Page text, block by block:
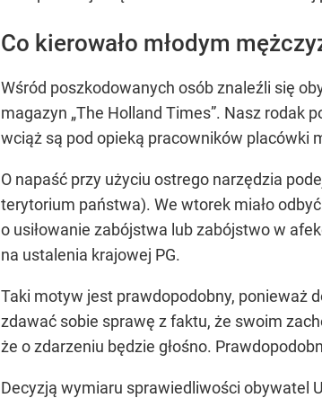
Co kierowało młodym
Wśród poszkodowanych osób znaleźli się
magazyn „The Holland Times”. Nasz rodak
wciąż są pod opieką pracowników placówki
O napaść przy użyciu ostrego narzędzia
terytorium państwa). We wtorek miało
o usiłowanie zabójstwa lub zabójstwo w
na ustalenia krajowej PG.
Taki motyw jest prawdopodobny, ponieważ
zdawać sobie sprawę z faktu, że swoim
że o zdarzeniu będzie głośno.
Decyzją wymiaru sprawiedliwości obywatel